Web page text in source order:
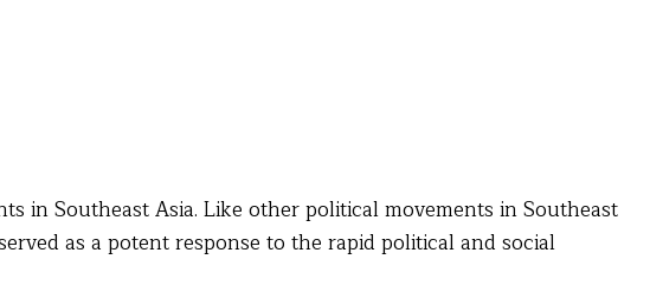
in Southeast Asia. Like other political movements in Southeast
as a potent response to the rapid political and social